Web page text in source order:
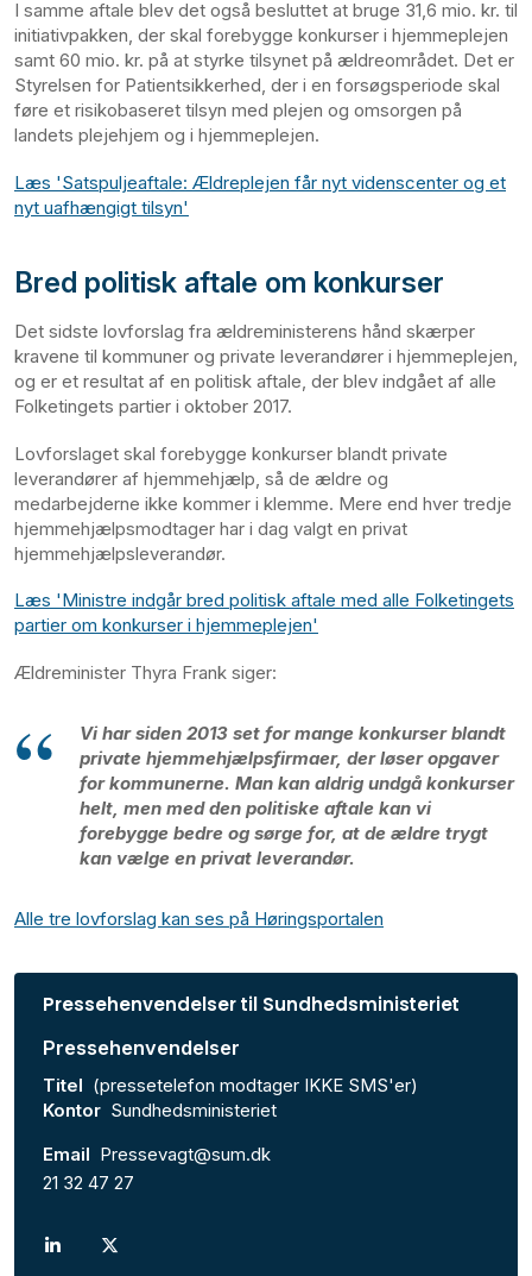
I samme aftale blev det også besluttet at bruge 31,6 mio. kr. til
initiativpakken, der skal forebygge konkurser i hjemmeplejen
samt 60 mio. kr. på at styrke tilsynet på ældreområdet. Det er
Styrelsen for Patientsikkerhed, der i en forsøgsperiode skal
føre et risikobaseret tilsyn med plejen og omsorgen på
landets plejehjem og i hjemmeplejen.
Læs 'Satspuljeaftale: Ældreplejen får nyt videnscenter og et
nyt uafhængigt tilsyn'
Bred politisk aftale om konkurser
Det sidste lovforslag fra ældreministerens hånd skærper
kravene til kommuner og private leverandører i hjemmeplejen,
og er et resultat af en politisk aftale, der blev indgået af alle
Folketingets partier i oktober 2017.
Lovforslaget skal forebygge konkurser blandt private
leverandører af hjemmehjælp, så de ældre og
medarbejderne ikke kommer i klemme. Mere end hver tredje
hjemmehjælpsmodtager har i dag valgt en privat
hjemmehjælpsleverandør.
Læs 'Ministre indgår bred politisk aftale med alle Folketingets
partier om konkurser i hjemmeplejen'
Ældreminister Thyra Frank siger:
Vi har siden 2013 set for mange konkurser blandt
private hjemmehjælpsfirmaer, der løser opgaver
for kommunerne. Man kan aldrig undgå konkurser
helt, men med den politiske aftale kan vi
forebygge bedre og sørge for, at de ældre trygt
kan vælge en privat leverandør.
Alle tre lovforslag kan ses på Høringsportalen
Pressehenvendelser til Sundhedsministeriet
Pressehenvendelser
Titel (pressetelefon modtager IKKE SMS'er)
Kontor Sundhedsministeriet
Email Pressevagt@sum.dk
21 32 47 27